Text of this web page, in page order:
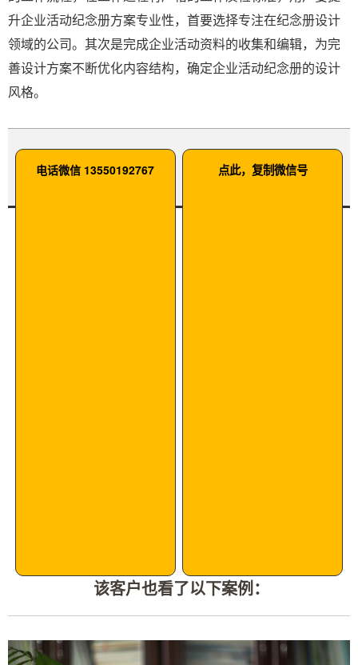
升企业活动纪念册方案专业性，首要选择专注在纪念册设计
领域的公司。其次是完成企业活动资料的收集和编辑，为完
善设计方案不断优化内容结构，确定企业活动纪念册的设计
风格。
电话微信 13550192767 点此，复制微信号
该客户也看了以下案例：